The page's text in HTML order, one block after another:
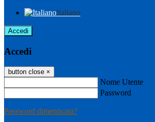
Italiano
Accedi
Accedi
button close ×
Nome Utente
Password
Password dimenticata?